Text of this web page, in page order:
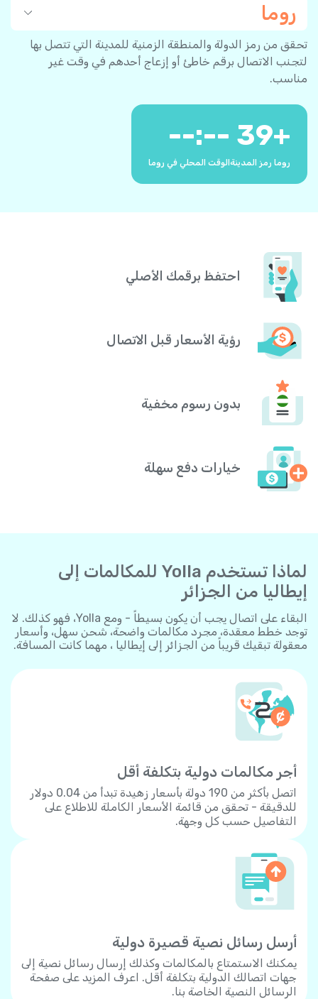
روما
تحقق من رمز الدولة والمنطقة الزمنية للمدينة التي تتصل بها
لتجنب الاتصال برقم خاطئ أو إزعاج أحدهم في وقت غير
مناسب.
+
39
روما رمز المدينة
--:--
الوقت المحلي في روما
احتفظ برقمك الأصلي
رؤية الأسعار قبل الاتصال
بدون رسوم مخفية
خيارات دفع سهلة
لماذا تستخدم Yolla للمكالمات إلى
إيطاليا من الجزائر
البقاء على اتصال يجب أن يكون بسيطاً - ومع Yolla، فهو كذلك. لا
توجد خطط معقدة، مجرد مكالمات واضحة، شحن سهل، وأسعار
معقولة تبقيك قريباً من الجزائر إلى إيطاليا ، مهما كانت المسافة.
أجر مكالمات دولية بتكلفة أقل
اتصل بأكثر من 190 دولة بأسعار زهيدة تبدأ من 0.04 دولار
للدقيقة - تحقق من قائمة الأسعار الكاملة للاطلاع على
التفاصيل حسب كل وجهة.
أرسل رسائل نصية قصيرة دولية
يمكنك الاستمتاع بالمكالمات وكذلك إرسال رسائل نصية إلى
جهات اتصالك الدولية بتكلفة أقل. اعرف المزيد على صفحة
الرسائل النصية الخاصة بنا.